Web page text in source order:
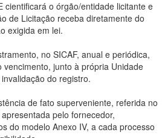
cientificará o órgão/entidade licitante e
de Licitação receba diretamente do
exigida em lei.
no SICAF, anual e periódica,
junto à própria Unidade
do registro.
de fato superveniente, referida no
pelo fornecedor,
do modelo Anexo IV, a cada processo